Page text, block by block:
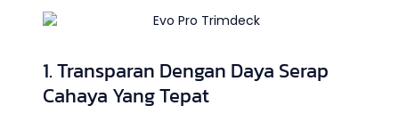
1. Transparan Dengan Daya Serap
Cahaya Yang Tepat